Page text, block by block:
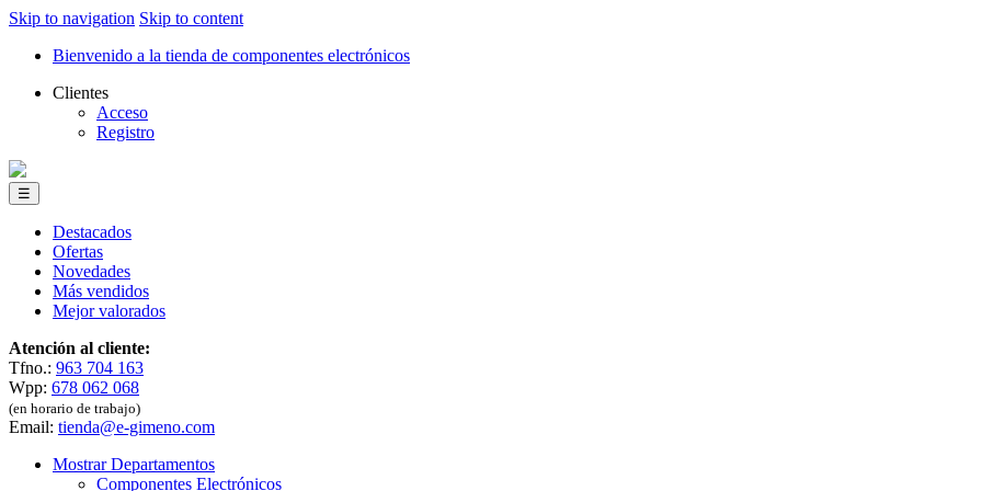
Skip to navigation Skip to content
Bienvenido a la tienda de componentes electrónicos
Clientes
Acceso
Registro
☰
Destacados
Ofertas
Novedades
Más vendidos
Mejor valorados
Atención al cliente:
Tfno.: 963 704 163
Wpp: 678 062 068
(en horario de trabajo)
Email: tienda@e-gimeno.com
Mostrar Departamentos
Componentes Electrónicos